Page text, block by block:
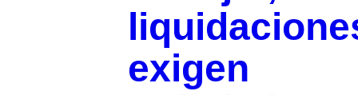
exigen